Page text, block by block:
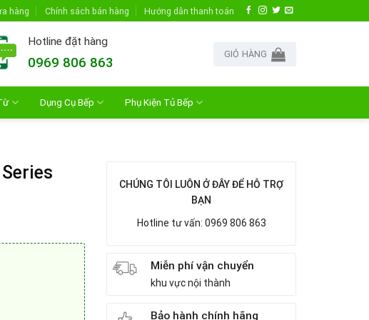
hàng Chính sách bán hàng Hướng dẫn thanh toán
Hotline đặt hàng
0969 806 863
GIỎ HÀNG
Dụng Cụ Bếp Phụ Kiện Tủ Bếp
CHÚNG TÔI LUÔN Ở ĐÂY ĐỂ HỖ TRỢ
BẠN
Hotline tư vấn: 0969 806 863
Miễn phí vận chuyển
khu vực nội thành
Bảo hành chính hãng